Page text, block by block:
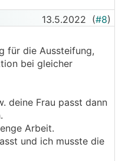
13.5.2022 (#8)
für die Aussteifung,
bei gleicher
deine Frau passt dann
Arbeit.
und ich musste die